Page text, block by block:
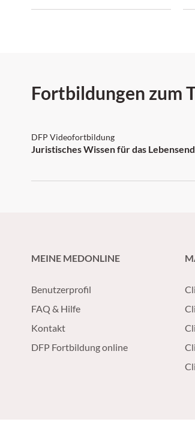
sein könnte.
Fortbildungen zum
DFP: 2 Punkte
DFP Videofortbildung
Juristisches Wissen für das
MEINE MEDONLINE
Benutzerprofil
FAQ & Hilfe
Kontakt
DFP Fortbildung online